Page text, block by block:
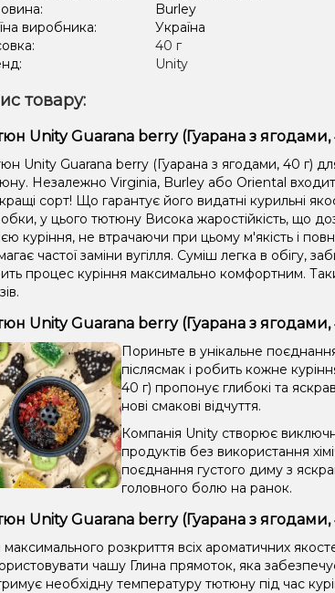
Burley
виробника:
Україна
40 г
Unity
товару:
Unity Guarana berry (Гуарана з ягодами,
Unity Guarana berry (Гуарана з ягодами, 40 г)
Незалежно Virginia, Burley або Oriental
сорт! Що гарантує його видатні курильні
у цього тютюну Висока жаростійкість, що
куріння, не втрачаючи при цьому м'якість і
частої заміни вугілля. Суміш легка в обігу,
процес куріння максимально комфортним.
Unity Guarana berry (Гуарана з
Пориньте в унікальне
післясмак і робить кожне
40 г) пропонує глибокі та
нові смакові відчуття.
Компанія Unity створює
продуктів без використання
поєднання густого диму з
головного болю на ранок.
Unity Guarana berry (Гуарана з
розкриття всіх ароматичних
чашу Глина прямоток, яка
необхідну температуру тютюну під час